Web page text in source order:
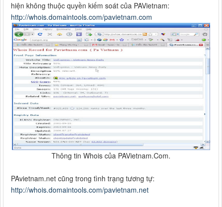
hiện không thuộc quyền kiếm soát của PAVietnam:
http://whois.domaintools.com/pavietnam.com
Thông tin Whois của PAVietnam.Com.
PAvietnam.net cũng trong tình trạng tương tự:
http://whois.domaintools.com/pavietnam.net